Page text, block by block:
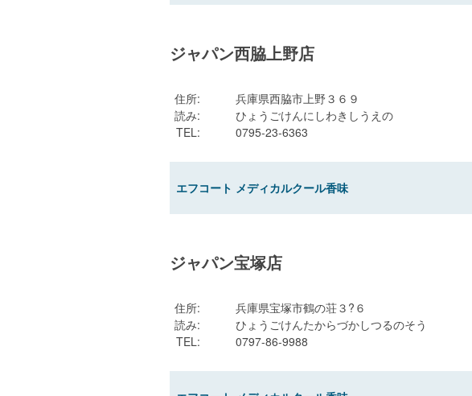
ジャパン西脇上野店
住所:
兵庫県西脇市上野３６９
読み:
ひょうごけんにしわきしうえの
TEL: 0795-23-6363
エフコート メディカルクール香味
ジャパン宝塚店
住所:
兵庫県宝塚市鶴の荘３?６
読み:
ひょうごけんたからづかしつるのそう
TEL: 0797-86-9988